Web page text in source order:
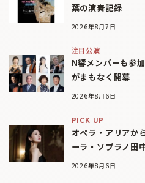
葉の演奏記録
2026年8月7日
注目公演
N響メンバーも参
がまもなく開幕
2026年8月6日
PICK UP
オペラ・アリアか
ーラ・ソプラノ田
2026年8月6日